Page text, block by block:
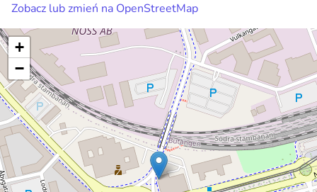
Zobacz lub zmień na OpenStreetMap
+
−